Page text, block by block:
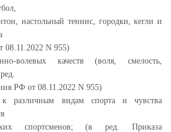
настольный теннис, городки, кегли и
N 955)
волевых качеств (воля, смелость,
РФ от 08.11.2022 N 955)
к различным видам спорта и чувства
спортсменов; (в ред. Приказа